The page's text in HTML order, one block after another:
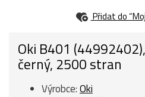
Přidat do
Oki B401
černý, 2500 stran
Výrobce:Oki